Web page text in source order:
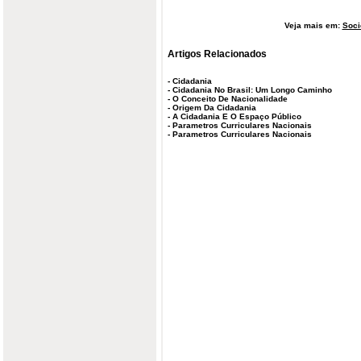
Veja mais em:
Artigos Relacionados
- Cidadania
- Cidadania No Brasil: Um Longo Caminho
- O Conceito De Nacionalidade
- Origem Da Cidadania
- A Cidadania E O Espaço Público
- Parametros Curriculares Nacionais
- Parametros Curriculares Nacionais